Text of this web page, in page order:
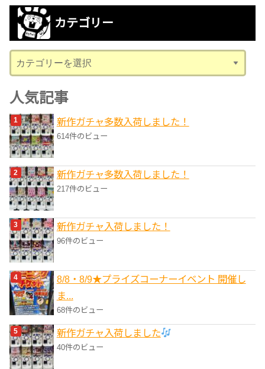
カ
ブ
カテゴリー
テ
ゴ
リ
ー
人気記事
新作ガチャ多数入荷しました！
614件のビュー
新作ガチャ多数入荷しました！
217件のビュー
新作ガチャ入荷しました！
96件のビュー
8/8・8/9★プライズコーナーイベント 開催し
ま...
68件のビュー
新作ガチャ入荷しました
40件のビュー